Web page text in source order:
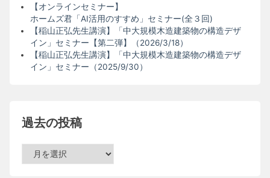
【オンラインセミナー】
ホームズ君「AI活用のすすめ」セミナー(全３回)
【稲山正弘先生講演】「中大規模木造建築物の構造デザ
イン」セミナー【第二弾】（2026/3/18）
【稲山正弘先生講演】「中大規模木造建築物の構造デザ
イン」セミナー（2025/9/30）
過去の投稿